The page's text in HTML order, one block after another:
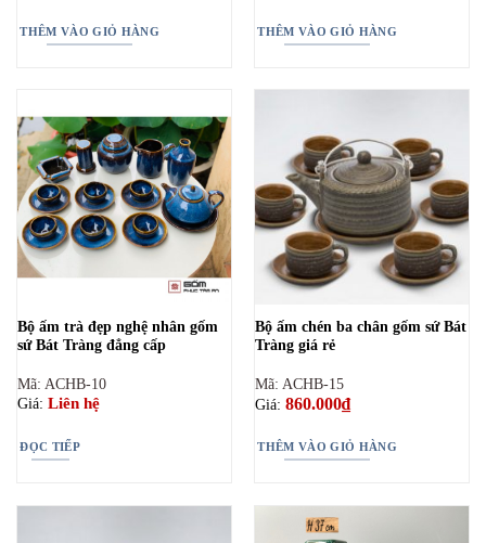
THÊM VÀO GIỎ HÀNG THÊM VÀO GIỎ HÀNG
Bộ ấm trà đẹp nghệ nhân gốm
sứ Bát Tràng đẳng cấp
Mã: ACHB-10
Giá: Liên hệ
ĐỌC TIẾP
Bộ ấm chén ba chân gốm sứ Bát
Tràng giá rẻ
Mã: ACHB-15
Giá: 860.000₫
THÊM VÀO GIỎ HÀNG